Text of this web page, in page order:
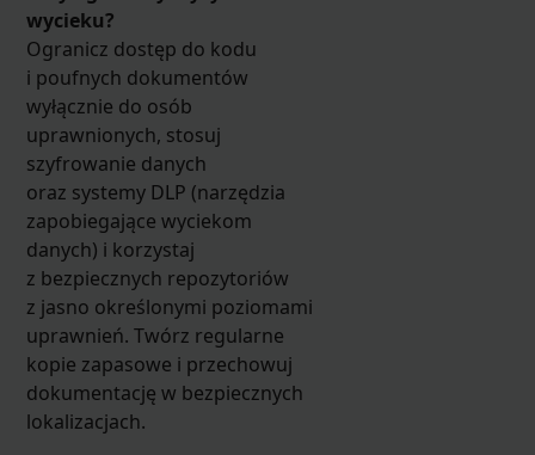
wycieku?
Ogranicz dostęp do kodu
i poufnych dokumentów
wyłącznie do osób
uprawnionych, stosuj
szyfrowanie danych
oraz systemy DLP (narzędzia
zapobiegające wyciekom
danych) i korzystaj
z bezpiecznych repozytoriów
z jasno określonymi poziomami
uprawnień. Twórz regularne
kopie zapasowe i przechowuj
dokumentację w bezpiecznych
lokalizacjach.